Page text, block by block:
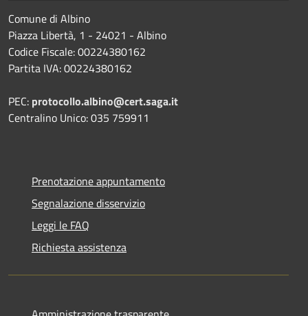
Comune di Albino
Piazza Libertà, 1 - 24021 - Albino
Codice Fiscale: 00224380162
Partita IVA: 00224380162
PEC: protocollo.albino@cert.saga.it
Centralino Unico: 035 759911
Prenotazione appuntamento
Segnalazione disservizio
Leggi le FAQ
Richiesta assistenza